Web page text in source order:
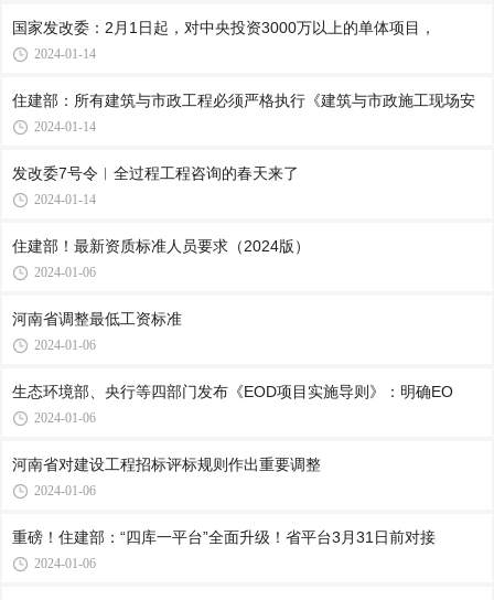
国家发改委：2月1日起，对中央投资3000万以上的单体项目，
2024-01-14
住建部：所有建筑与市政工程必须严格执行《建筑与市政施工现场安
2024-01-14
发改委7号令︱全过程工程咨询的春天来了
2024-01-14
住建部！最新资质标准人员要求（2024版）
2024-01-06
河南省调整最低工资标准
2024-01-06
生态环境部、央行等四部门发布《EOD项目实施导则》：明确EO
2024-01-06
河南省对建设工程招标评标规则作出重要调整
2024-01-06
重磅！住建部：“四库一平台”全面升级！省平台3月31日前对接
2024-01-06